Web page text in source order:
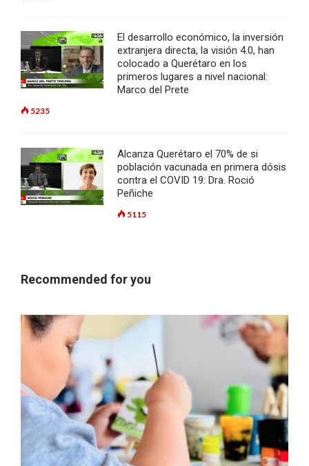
El desarrollo económico, la inversión
extranjera directa, la visión 4.0, han
colocado a Querétaro en los
primeros lugares a nivel nacional:
Marco del Prete
5235
Alcanza Querétaro el 70% de si
población vacunada en primera dósis
contra el COVID 19: Dra. Roció
Peñiche
5115
Recommended for you